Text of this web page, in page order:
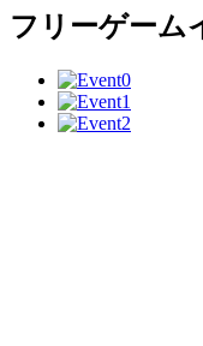
フリーゲーム